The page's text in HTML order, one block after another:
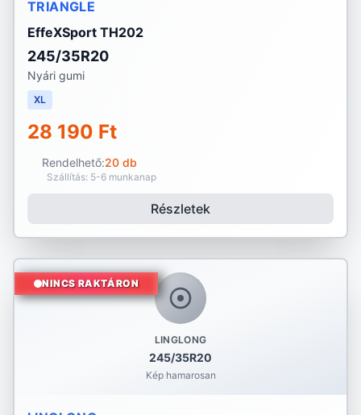
TRIANGLE
EffeXSport TH202
245/35R20
Nyári gumi
XL
28 190 Ft
Rendelhető:20 db
Szállítás: 5-6 munkanap
Részletek
LINGLONG
245/35R20
Kép hamarosan
NINCS RAKTÁRON